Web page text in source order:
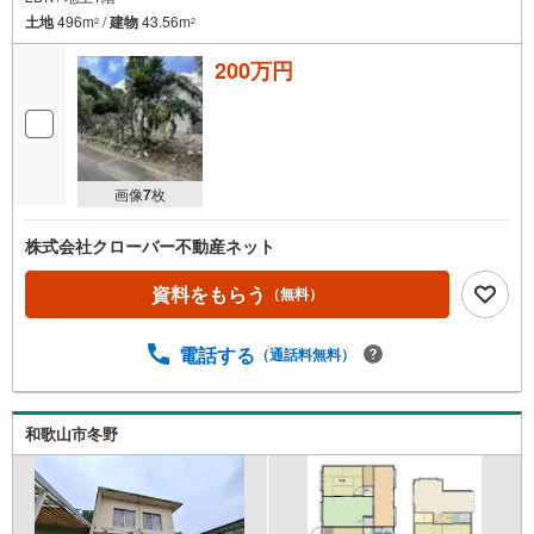
土地496m2 /建物43.56m2
画像7枚
200万円
株式会社クローバー不動産ネット
資料をもらう （無料）
電話する （通話料無料）
和歌山市冬野